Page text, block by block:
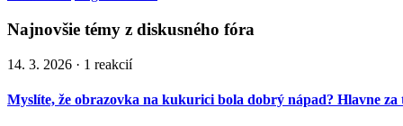
Najnovšie témy z diskusného fóra
14. 3. 2026 · 1 reakcií
Myslíte, že obrazovka na kukurici bola dobrý nápad? Hlavne